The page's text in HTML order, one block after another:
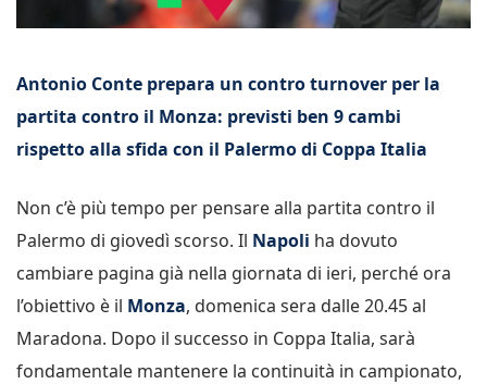
Antonio Conte prepara un contro turnover per la
partita contro il Monza: previsti ben 9 cambi
rispetto alla sfida con il Palermo di Coppa Italia
Non c’è più tempo per pensare alla partita contro il
Palermo di giovedì scorso. Il Napoli ha dovuto
cambiare pagina già nella giornata di ieri, perché ora
l’obiettivo è il Monza, domenica sera dalle 20.45 al
Maradona. Dopo il successo in Coppa Italia, sarà
fondamentale mantenere la continuità in campionato,